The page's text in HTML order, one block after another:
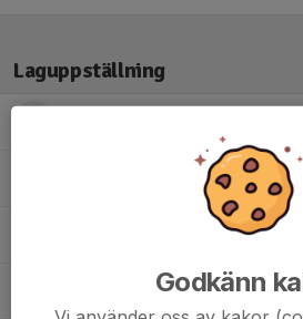
Laguppställning
Godkänn